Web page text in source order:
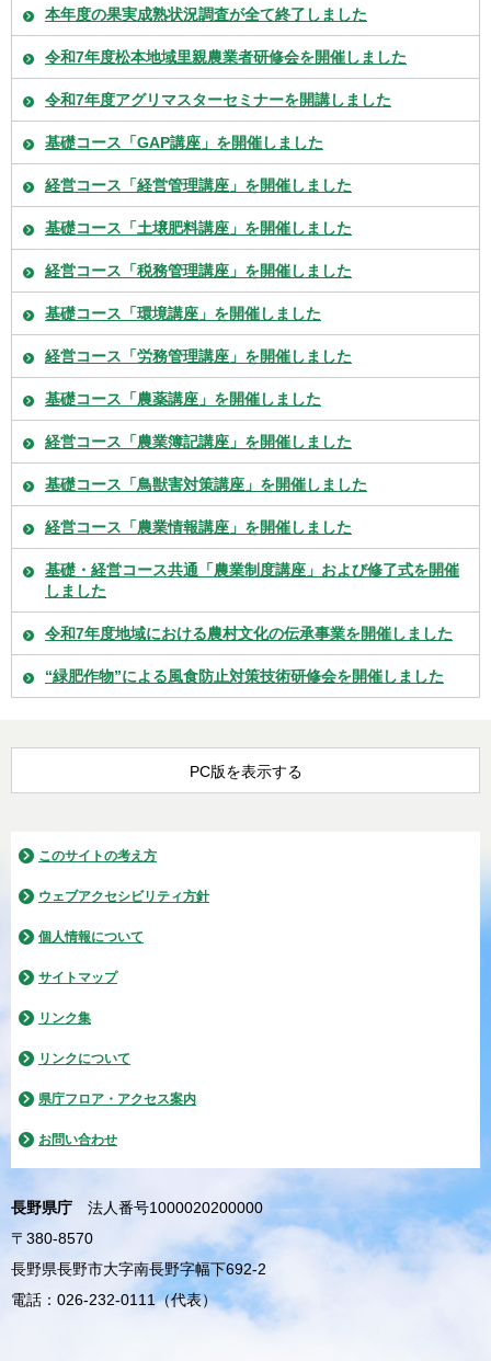
本年度の果実成熟状況調査が全て終了しました
令和7年度松本地域里親農業者研修会を開催しました
令和7年度アグリマスターセミナーを開講しました
基礎コース「GAP講座」を開催しました
経営コース「経営管理講座」を開催しました
基礎コース「土壌肥料講座」を開催しました
経営コース「税務管理講座」を開催しました
基礎コース「環境講座」を開催しました
経営コース「労務管理講座」を開催しました
基礎コース「農薬講座」を開催しました
経営コース「農業簿記講座」を開催しました
基礎コース「鳥獣害対策講座」を開催しました
経営コース「農業情報講座」を開催しました
基礎・経営コース共通「農業制度講座」および修了式を開催
しました
令和7年度地域における農村文化の伝承事業を開催しました
“緑肥作物”による風食防止対策技術研修会を開催しました
PC版を表示する
このサイトの考え方
ウェブアクセシビリティ方針
個人情報について
サイトマップ
リンク集
リンクについて
県庁フロア・アクセス案内
お問い合わせ
長野県庁
法人番号1000020200000
〒380-8570
長野県長野市大字南長野字幅下692-2
電話：026-232-0111（代表）